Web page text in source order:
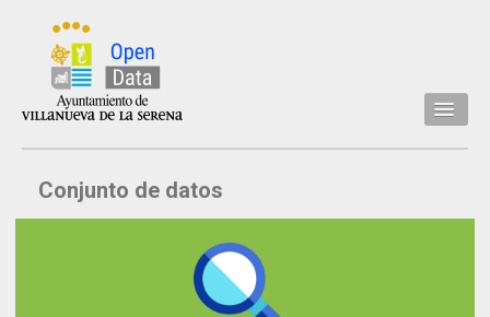
Inicio
Datos
Conjunto de datos